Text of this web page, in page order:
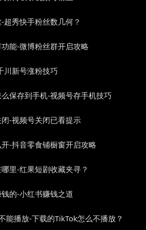
超秀快手粉丝数几何？
能-微博粉丝群开启攻略
川新号涨粉技巧
保存到手机-视频号存手机技巧
-视频号关闭已看提示
-抖音零食铺橱窗开启攻略
里-红果短剧收藏夹寻？
的-小红书赚钱之道
能播放-下载的TikTok怎么不播放？